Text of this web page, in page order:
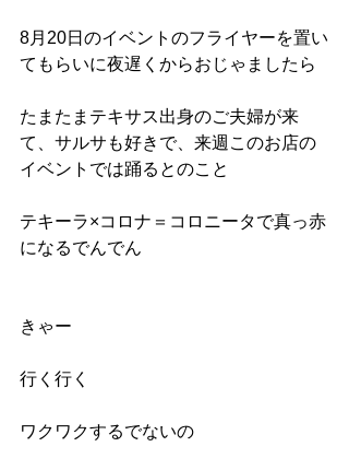
8月20日のイベントのフライヤーを置い
てもらいに夜遅くからおじゃましたら
たまたまテキサス出身のご夫婦が来
て、サルサも好きで、来週このお店の
イベントでは踊るとのこと
テキーラ×コロナ＝コロニータで真っ赤
になるでんでん
きゃー
行く行く
ワクワクするでないの